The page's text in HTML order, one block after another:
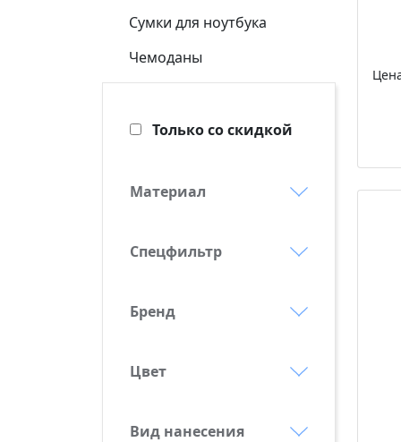
Сумки для ноутбука
Чемоданы
Только со скидкой
Материал
вискоза 5%
микрофибра
оксфорд
Спецфильтр
Бренд
Burst
Echolac
Цвет
белый
Вид нанесения